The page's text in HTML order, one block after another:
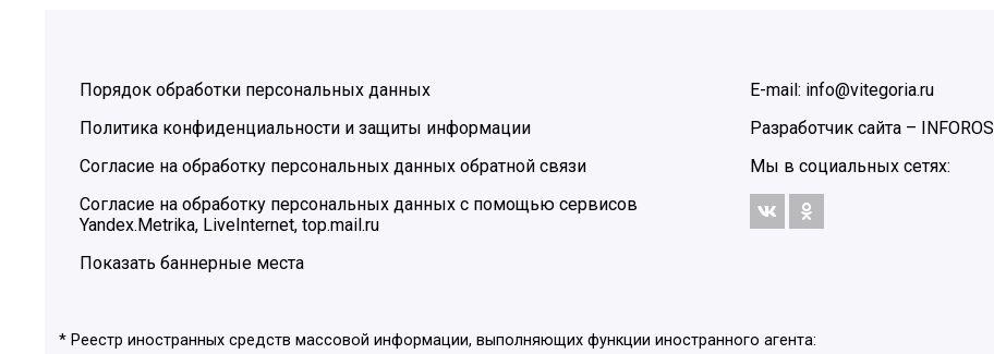
Порядок обработки персональных данных
Политика конфиденциальности и защиты информации
Согласие на обработку персональных данных обратной связи
Согласие на обработку персональных данных с помощью сервисов
Yandex.Metrika, LiveInternet, top.mail.ru
Показать баннерные места
E-mail: info@vitegoria.ru
Разработчик сайта – INFOROS
Мы в социальных сетях:
* Реестр иностранных средств массовой информации, выполняющих функции иностранного агента: